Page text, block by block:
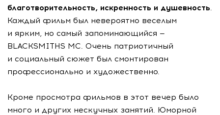
благотворительность, искренность и душевность.
Каждый фильм был невероятно веселым
и ярким, но самый запоминающийся —
BLACKSMITHS MC. Очень патриотичный
и социальный сюжет был смонтирован
профессионально и художественно.
Кроме просмотра фильмов в этот вечер было
много и других нескучных занятий. Юморной